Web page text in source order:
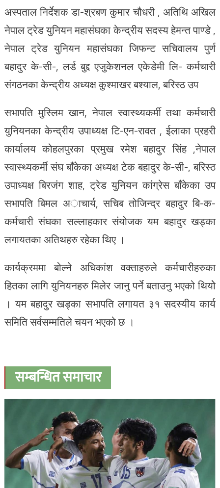
अस्पताल निर्देशक डा-श्रबण कुमार चौधरी , अतिथि अखिल
नेपाल ट्रेड युनियन महासंघका केन्द्रीय सदस्य हेमन्त पाण्डे ,
नेपाल ट्रेड युनियन महासंघका जिफन्ट सचिवालय पुर्ण
बहादुर के-सी-, लर्ड बुद्द एजुकेशनल एकेडेमी लि- कर्मचारी
संगठनका केन्द्रीय अध्यक्ष कुश्माखर बश्याल, बरिस्ठ उप
सभापति मुस्लिम खान, नेपाल स्वास्थ्यकर्मी तथा कर्मचारी
युनियनका केन्द्रीय उपाध्यक्ष टि-एन-रावत , ईलाका प्रहरी
कार्यालय कोहलपुरका प्रमुख रमेश बहादुर सिंह ,नेपाल
स्वास्थ्यकर्मी संघ बाँकेका अध्यक्ष टेक बहादुर के-सी-, बरिस्ठ
उपाध्यक्ष बिरजंग शाह, ट्रेड युनियन कांग्रेस बाँकेका उप
सभापति बिमल अाचार्य, सचिब तोजिन्द्र बहादुर बि-क-
कर्मचारी संघका सल्लाहकार संयोजक यम बहादुर खड्का
लगायतका अतिथहरु रहेका थिए ।
कार्यक्रममा बोल्ने अधिकांश वक्ताहरुले कर्मचारीहरुका
हितका लागि युनियनहरु मिलेर जानु पर्ने बताउनु भएको थियोे
। यम बहादुर खड्का सभापति लगायत ३१ सदस्यीय कार्य
समिति सर्वसम्मतिले चयन भएको छ ।
सम्बन्धित समाचार